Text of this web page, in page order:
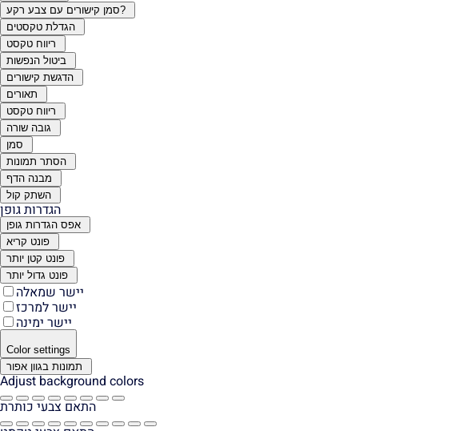
סמן קישורים עם צבע רקע?
הגדלת טקסטים
ריווח טקסט
ביטול הנפשות
הדגשת קישורים
תאורים
ריווח טקסט
גובה שורה
סמן
הסתר תמונות
מבנה הדף
השתק קול
הגדרות גופן
אפס הגדרות גופן
פונט קריא
פונט קטן יותר
פונט גדול יותר
יישר שמאלה
יישר למרכז
יישר ימינה
Color settings
תמונות בגוון אפור
Adjust background colors
התאם צבעי כותרת